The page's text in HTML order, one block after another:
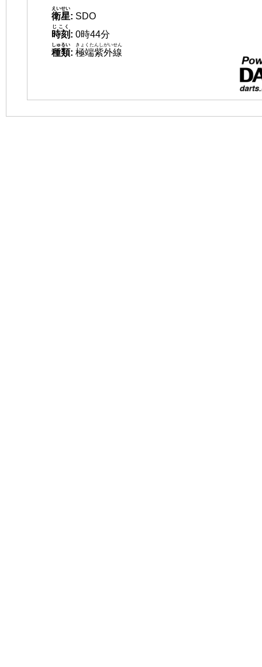
衛星
えいせい
: SDO
時刻
じこく
: 0時44分
種類
しゅるい
: 極端紫外線
きょくたんしがいせん